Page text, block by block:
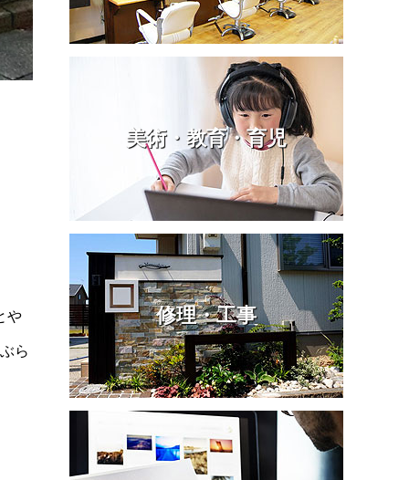
や
ら
美術・教育・育児
修理・工事